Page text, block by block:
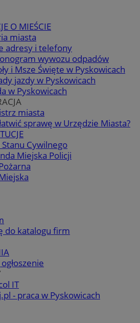
O MIEŚCIE
miasta
adresy i telefony
wywozu odpadów
i Msze Święte w Pyskowicach
jazdy w Pyskowicach
w Pyskowicach
miasta
sprawę w Urzędzie Miasta?
Stanu Cywilnego
Miejska Policji
do katalogu firm
IT
- praca w Pyskowicach